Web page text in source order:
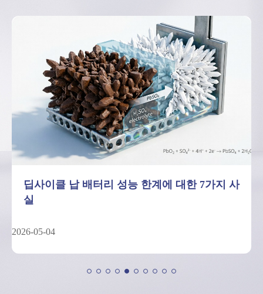
딥사이클 납 배터리 성능 한계에 대한 7가지 사
실
2026-05-04